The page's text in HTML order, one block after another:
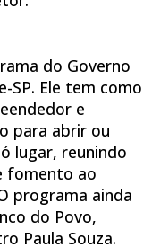
do Governo
SP. Ele tem como
e
para abrir ou
lugar, reunindo
fomento ao
programa ainda
do Povo,
Paula Souza.